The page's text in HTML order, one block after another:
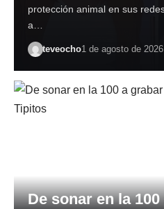
protección animal en sus
a…
teveocho1 de agosto de 2026
De sonar en la